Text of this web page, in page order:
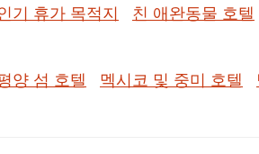
기 휴가 목적지 친 애완동물 호텔
양 섬 호텔 멕시코 및 중미 호텔